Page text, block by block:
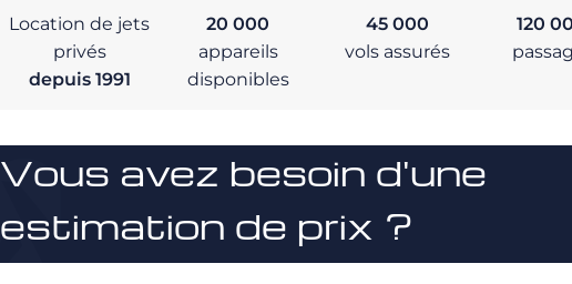
Location de jets
privés
depuis 1991
20 000
appareils
disponibles
45 000
vols assurés
120
Vous avez besoin d'une
estimation de prix ?